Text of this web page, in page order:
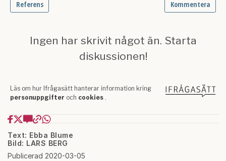
Text: Ebba Blume
Bild: LARS BERG
Publicerad 2020-03-05